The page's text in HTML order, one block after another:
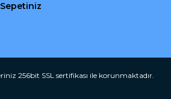
Sepetiniz
256bit SSL sertifikası ile korunmaktadır.